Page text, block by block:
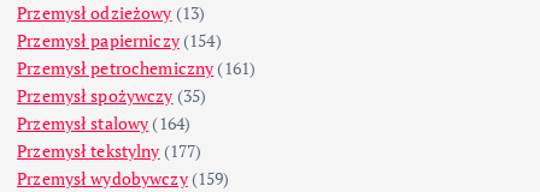
Przemysł odzieżowy (13)
Przemysł papierniczy(154)
Przemysł petrochemiczny (161)
Przemysł spożywczy (35)
Przemysł stalowy (164)
Przemysł tekstylny (177)
Przemysł wydobywczy(159)